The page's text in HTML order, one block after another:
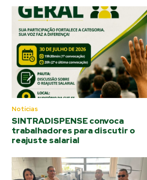
Notícias
SINTRADISPENSE convoca
trabalhadores para discutir o
reajuste salarial